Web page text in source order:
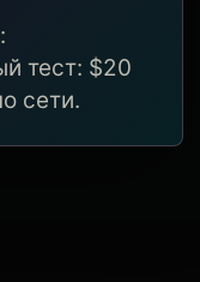
тест: $20
сети.